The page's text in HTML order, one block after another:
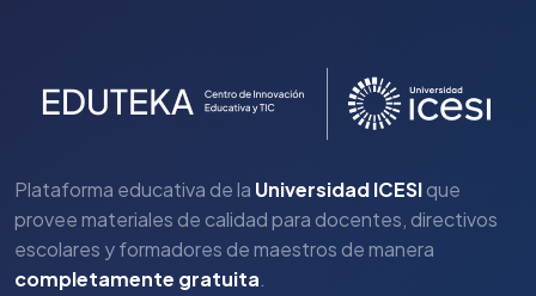
Plataforma educativa de la Universidad ICESIque
provee materiales de calidad para docentes, directivos
escolares y formadores de maestros de manera
completamente gratuita.